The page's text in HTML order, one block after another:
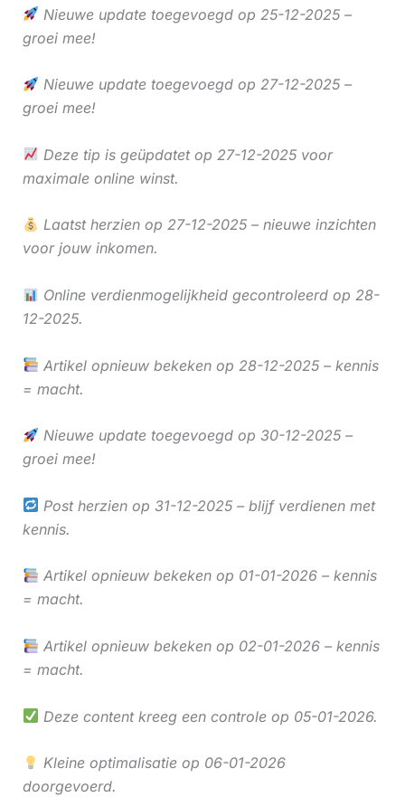
Nieuwe update toegevoegd op 25-12-2025 –
groei mee!
Nieuwe update toegevoegd op 27-12-2025 –
groei mee!
Deze tip is geüpdatet op 27-12-2025 voor
maximale online winst.
Laatst herzien op 27-12-2025 – nieuwe inzichten
voor jouw inkomen.
Online verdienmogelijkheid gecontroleerd op 28-
12-2025.
Artikel opnieuw bekeken op 28-12-2025 – kennis
= macht.
Nieuwe update toegevoegd op 30-12-2025 –
groei mee!
Post herzien op 31-12-2025 – blijf verdienen met
kennis.
Artikel opnieuw bekeken op 01-01-2026 – kennis
= macht.
Artikel opnieuw bekeken op 02-01-2026 – kennis
= macht.
Deze content kreeg een controle op 05-01-2026.
Kleine optimalisatie op 06-01-2026
doorgevoerd.